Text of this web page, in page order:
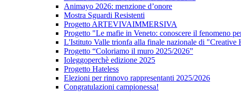
Animayo 2026: menzione d’onore
Mostra Sguardi Resistenti
Progetto ARTEVIVAIMMERSIVA
Progetto "Le mafie in Veneto: conoscere il fenomeno
L'Istituto Valle trionfa alla finale nazionale di "Creative
Progetto “Coloriamo il muro 2025/2026”
Ioleggoperchè edizione 2025
Progetto Hateless
Elezioni per rinnovo rappresentanti 2025/2026
Congratulazioni campionessa!